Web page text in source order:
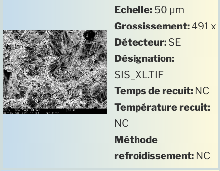
Echelle: 50 µm
Grossissement: 491 x
Détecteur: SE
Désignation:
SIS_XL.TIF
Temps de recuit: NC
Température recuit:
NC
Méthode
refroidissement: NC